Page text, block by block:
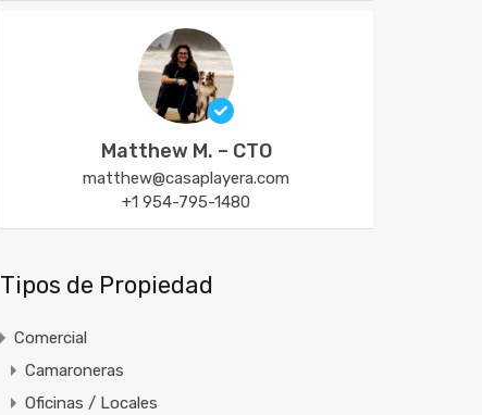
Matthew M. – CTO
matthew@casaplayera.com
+1 954-795-1480
Tipos de Propiedad
Comercial
Camaroneras
Oficinas / Locales